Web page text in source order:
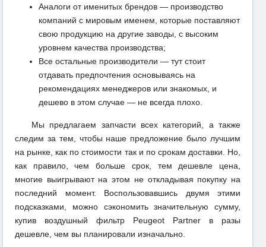
Аналоги от именитых брендов — производство
компаний с мировым именем, которые поставляют
свою продукцию на другие заводы, с высоким
уровнем качества производства;
Все остальные производители — тут стоит
отдавать предпочтения основываясь на
рекомендациях менеджеров или знакомых, и
дешево в этом случае — не всегда плохо.
Мы предлагаем запчасти всех категорий, а также
следим за тем, чтобы наше предложение было лучшим
на рынке, как по стоимости так и по срокам доставки. Но,
как правило, чем больше срок, тем дешевле цена,
многие выигрывают на этом не откладывая покупку на
последний момент. Воспользовавшись двумя этими
подсказками, можно сэкономить значительную сумму,
купив воздушный фильтр Peugeot Partner в разы
дешевле, чем вы планировали изначально.